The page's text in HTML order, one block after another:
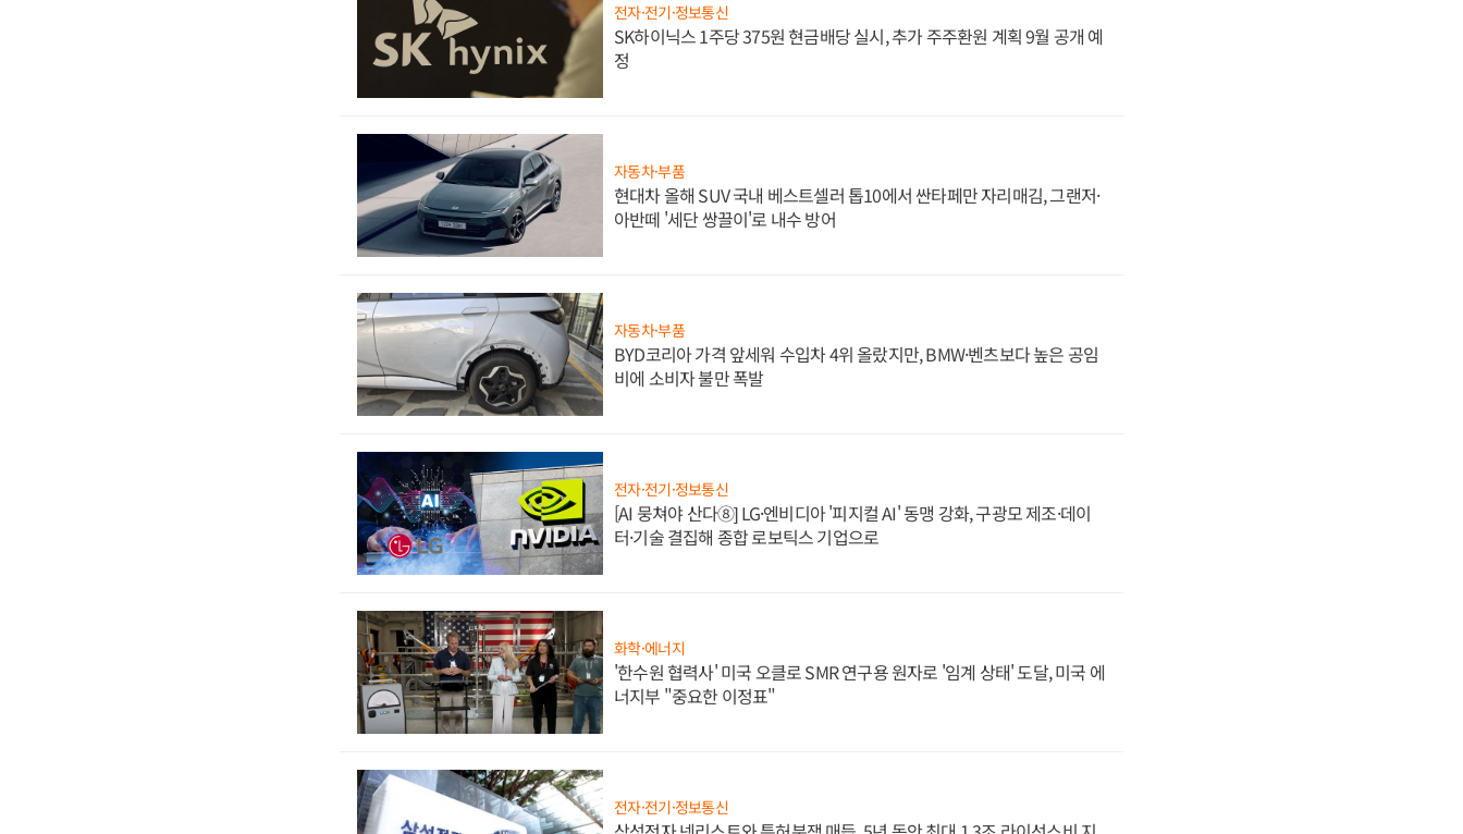
전자·전기·정보통신
SK하이닉스 1주당 375원 현금배당 실시, 추가 주주환원 계획 9월 공개 예
정
자동차·부품
현대차 올해 SUV 국내 베스트셀러 톱10에서 싼타페만 자리매김, 그랜저·
아반떼 '세단 쌍끌이'로 내수 방어
자동차·부품
BYD코리아 가격 앞세워 수입차 4위 올랐지만, BMW·벤츠보다 높은 공임
비에 소비자 불만 폭발
전자·전기·정보통신
[AI 뭉쳐야 산다⑧] LG·엔비디아 '피지컬 AI' 동맹 강화, 구광모 제조·데이
터·기술 결집해 종합 로보틱스 기업으로
화학·에너지
'한수원 협력사' 미국 오클로 SMR 연구용 원자로 '임계 상태' 도달, 미국 에
너지부 "중요한 이정표"
전자·전기·정보통신